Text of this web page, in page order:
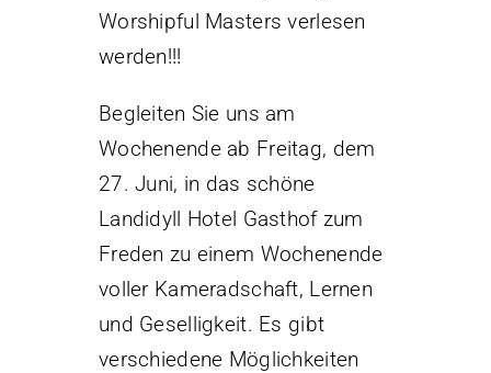
Worshipful Masters verlesen
werden!!!
Begleiten Sie uns am
Wochenende ab Freitag, dem
27. Juni, in das schöne
Landidyll Hotel Gasthof zum
Freden zu einem Wochenende
voller Kameradschaft, Lernen
und Geselligkeit. Es gibt
verschiedene Möglichkeiten